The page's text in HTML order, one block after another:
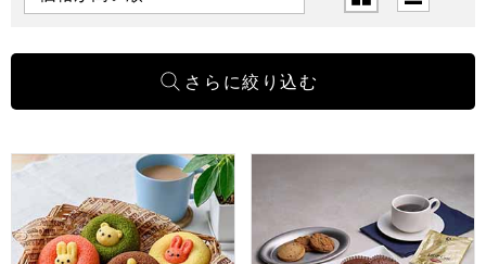
アニマルドーナツ 10個[ANM-25]【年間ギフト】